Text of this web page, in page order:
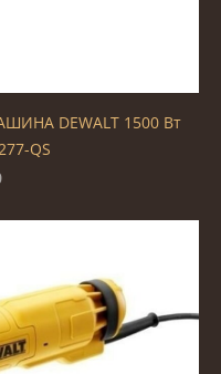
DEWALT 1500 Вт
QS